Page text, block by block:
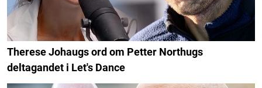
Therese Johaugs ord om Petter Northugs
deltagandet i Let's Dance